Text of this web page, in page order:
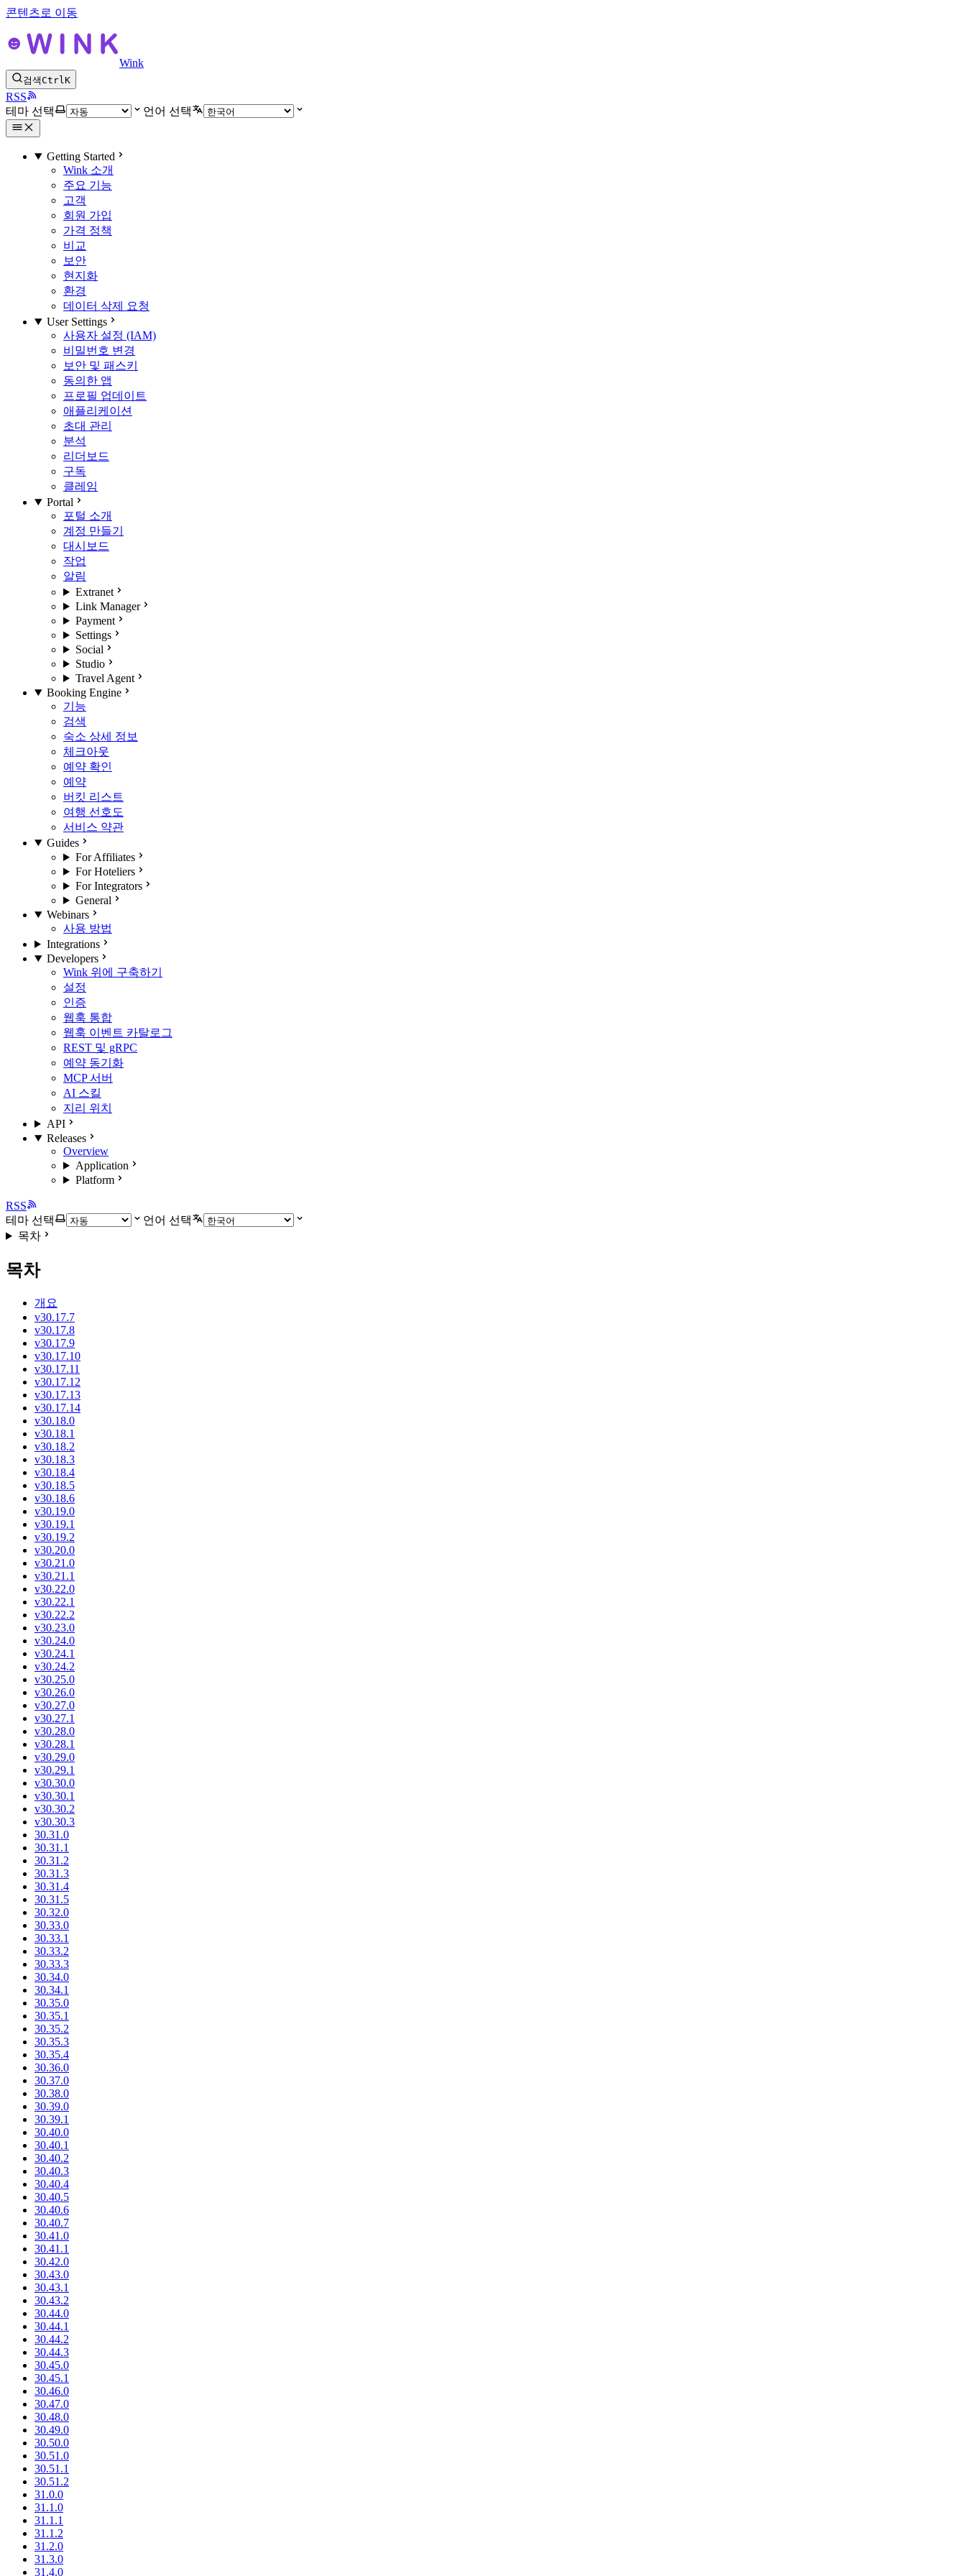
콘텐츠로 이동
Wink
검색CtrlK
RSS
테마 선택
언어 선택
Getting Started
Wink 소개
주요 기능
고객
회원 가입
가격 정책
비교
보안
현지화
환경
데이터 삭제 요청
User Settings
사용자 설정 (IAM)
비밀번호 변경
보안 및 패스키
동의한 앱
프로필 업데이트
애플리케이션
초대 관리
분석
리더보드
구독
클레임
Portal
포털 소개
계정 만들기
대시보드
작업
알림
Extranet
Link Manager
Payment
Settings
Social
Studio
Travel Agent
Booking Engine
기능
검색
숙소 상세 정보
체크아웃
예약 확인
예약
버킷 리스트
여행 선호도
서비스 약관
Guides
For Affiliates
For Hoteliers
For Integrators
General
Webinars
사용 방법
Integrations
Developers
Wink 위에 구축하기
설정
인증
웹훅 통합
웹훅 이벤트 카탈로그
REST 및 gRPC
예약 동기화
MCP 서버
AI 스킬
지리 위치
API
Releases
Overview
Application
Platform
RSS
테마 선택
언어 선택
목차
목차
개요
v30.17.7
v30.17.8
v30.17.9
v30.17.10
v30.17.11
v30.17.12
v30.17.13
v30.17.14
v30.18.0
v30.18.1
v30.18.2
v30.18.3
v30.18.4
v30.18.5
v30.18.6
v30.19.0
v30.19.1
v30.19.2
v30.20.0
v30.21.0
v30.21.1
v30.22.0
v30.22.1
v30.22.2
v30.23.0
v30.24.0
v30.24.1
v30.24.2
v30.25.0
v30.26.0
v30.27.0
v30.27.1
v30.28.0
v30.28.1
v30.29.0
v30.29.1
v30.30.0
v30.30.1
v30.30.2
v30.30.3
30.31.0
30.31.1
30.31.2
30.31.3
30.31.4
30.31.5
30.32.0
30.33.0
30.33.1
30.33.2
30.33.3
30.34.0
30.34.1
30.35.0
30.35.1
30.35.2
30.35.3
30.35.4
30.36.0
30.37.0
30.38.0
30.39.0
30.39.1
30.40.0
30.40.1
30.40.2
30.40.3
30.40.4
30.40.5
30.40.6
30.40.7
30.41.0
30.41.1
30.42.0
30.43.0
30.43.1
30.43.2
30.44.0
30.44.1
30.44.2
30.44.3
30.45.0
30.45.1
30.46.0
30.47.0
30.48.0
30.49.0
30.50.0
30.51.0
30.51.1
30.51.2
31.0.0
31.1.0
31.1.1
31.1.2
31.2.0
31.3.0
31.4.0